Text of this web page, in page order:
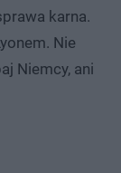
karna.
Nie
Niemcy, ani